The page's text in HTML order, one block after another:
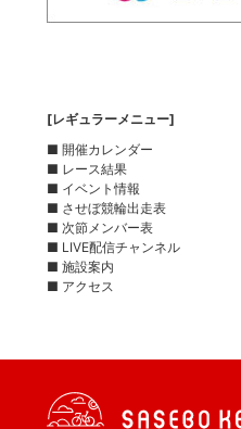
[レギュラーメニュー]
■ 開催カレンダー
■ レース結果
■ イベント情報
■ させぼ競輪出走表
■ 次節メンバー表
■ LIVE配信チャンネル
■ 施設案内
■ アクセス